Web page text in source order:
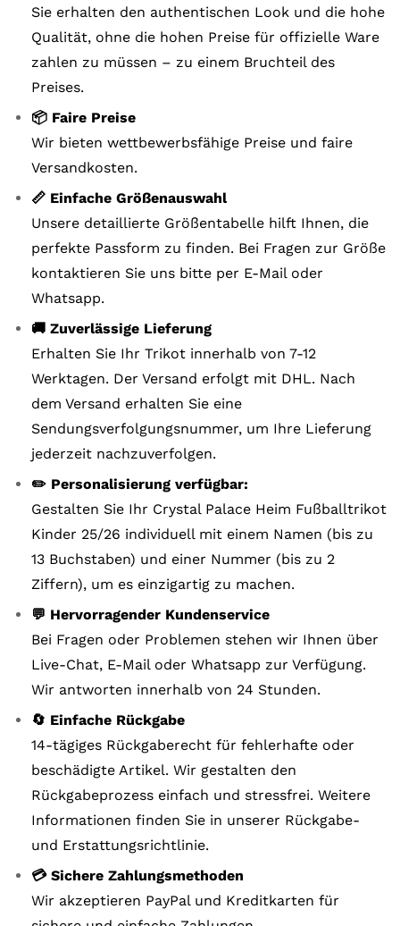
Sie erhalten den authentischen Look und die hohe
Qualität, ohne die hohen Preise für offizielle Ware
zahlen zu müssen – zu einem Bruchteil des
Preises.
📦 Faire Preise
Wir bieten wettbewerbsfähige Preise und faire
Versandkosten.
📏 Einfache Größenauswahl
Unsere detaillierte Größentabelle hilft Ihnen, die
perfekte Passform zu finden. Bei Fragen zur Größe
kontaktieren Sie uns bitte per E-Mail oder
Whatsapp.
🚚 Zuverlässige Lieferung
Erhalten Sie Ihr Trikot innerhalb von 7-12
Werktagen. Der Versand erfolgt mit DHL. Nach
dem Versand erhalten Sie eine
Sendungsverfolgungsnummer, um Ihre Lieferung
jederzeit nachzuverfolgen.
✏️ Personalisierung verfügbar:
Gestalten Sie Ihr Crystal Palace Heim Fußballtrikot
Kinder 25/26 individuell mit einem Namen (bis zu
13 Buchstaben) und einer Nummer (bis zu 2
Ziffern), um es einzigartig zu machen.
💬 Hervorragender Kundenservice
Bei Fragen oder Problemen stehen wir Ihnen über
Live-Chat, E-Mail oder Whatsapp zur Verfügung.
Wir antworten innerhalb von 24 Stunden.
🔄 Einfache Rückgabe
14-tägiges Rückgaberecht für fehlerhafte oder
beschädigte Artikel. Wir gestalten den
Rückgabeprozess einfach und stressfrei. Weitere
Informationen finden Sie in unserer Rückgabe-
und Erstattungsrichtlinie.
💳 Sichere Zahlungsmethoden
Wir akzeptieren PayPal und Kreditkarten für